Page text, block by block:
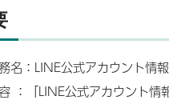
名：LINE公式アカウント情
：「LINE公式アカウント情